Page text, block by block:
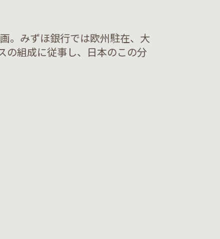
。みずほ銀行では欧州駐在、大
の組成に従事し、日本のこの分